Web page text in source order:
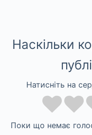
Наскільки
Натисніть на
Поки що немає